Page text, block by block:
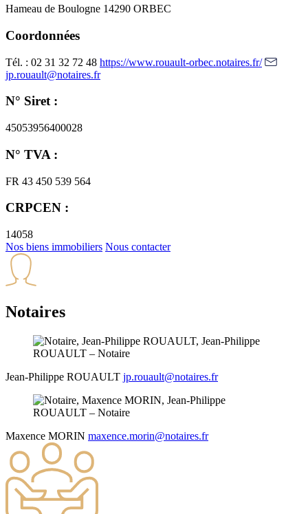
Hameau de Boulogne 14290 ORBEC
Coordonnées
Tél. : 02 31 32 72 48 https://www.rouault-orbec.notaires.fr/
jp.rouault@notaires.fr
N° Siret :
45053956400028
N° TVA :
FR 43 450 539 564
CRPCEN :
14058
Nos biens immobiliers Nous contacter
Notaires
Jean-Philippe ROUAULT jp.rouault@notaires.fr
Maxence MORIN maxence.morin@notaires.fr